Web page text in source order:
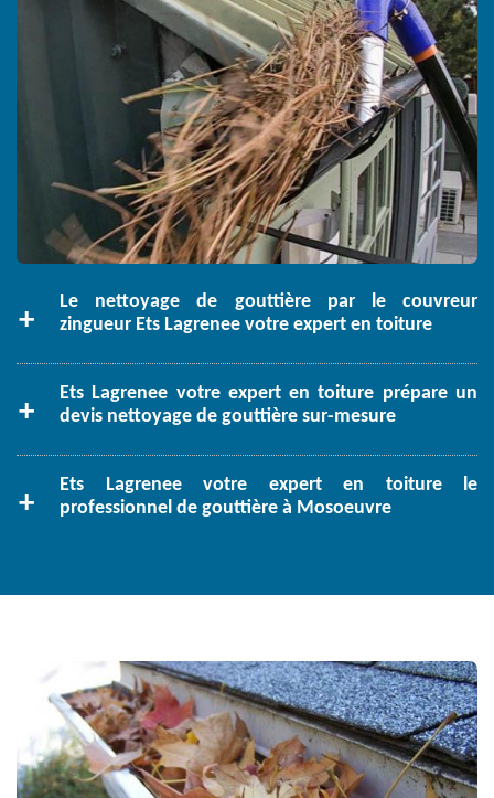
Le nettoyage de gouttière par le couvreur
zingueur Ets Lagrenee votre expert en toiture
Ets Lagrenee votre expert en toiture prépare un
devis nettoyage de gouttière sur-mesure
Ets Lagrenee votre expert en toiture le
professionnel de gouttière à Mosoeuvre